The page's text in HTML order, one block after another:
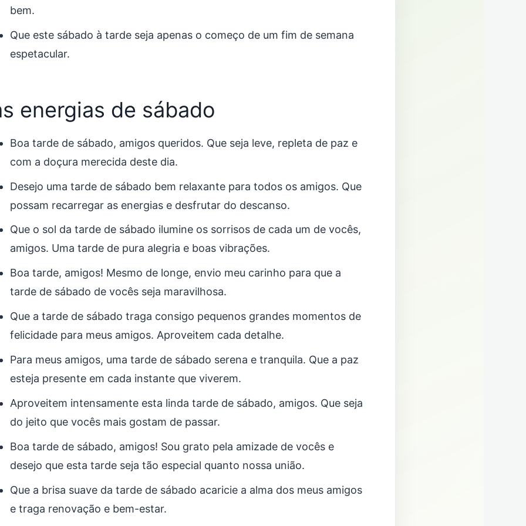
bem.
Que este sábado à tarde seja apenas o começo de um fim de semana
espetacular.
energias de sábado
Boa tarde de sábado, amigos queridos. Que seja leve, repleta de paz e
com a doçura merecida deste dia.
Desejo uma tarde de sábado bem relaxante para todos os amigos. Que
possam recarregar as energias e desfrutar do descanso.
Que o sol da tarde de sábado ilumine os sorrisos de cada um de vocês,
amigos. Uma tarde de pura alegria e boas vibrações.
Boa tarde, amigos! Mesmo de longe, envio meu carinho para que a
tarde de sábado de vocês seja maravilhosa.
Que a tarde de sábado traga consigo pequenos grandes momentos de
felicidade para meus amigos. Aproveitem cada detalhe.
Para meus amigos, uma tarde de sábado serena e tranquila. Que a paz
esteja presente em cada instante que viverem.
Aproveitem intensamente esta linda tarde de sábado, amigos. Que seja
do jeito que vocês mais gostam de passar.
Boa tarde de sábado, amigos! Sou grato pela amizade de vocês e
desejo que esta tarde seja tão especial quanto nossa união.
Que a brisa suave da tarde de sábado acaricie a alma dos meus amigos
e traga renovação e bem-estar.